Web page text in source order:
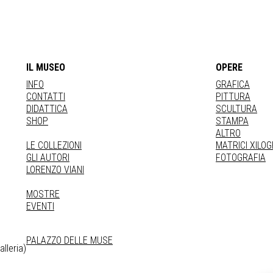
IL MUSEO
INFO
CONTATTI
DIDATTICA
SHOP
LE COLLEZIONI
GLI AUTORI
LORENZO VIANI
MOSTRE
EVENTI
PALAZZO DELLE MUSE
OPERE
GRAFICA
PITTURA
SCULTURA
STAMPA
ALTRO
MATRICI
FOTOGRAFIA